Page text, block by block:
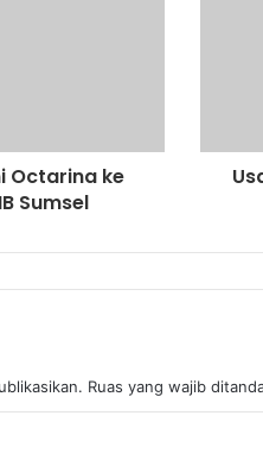
Octarina ke
Sumsel
Ruas yang wajib